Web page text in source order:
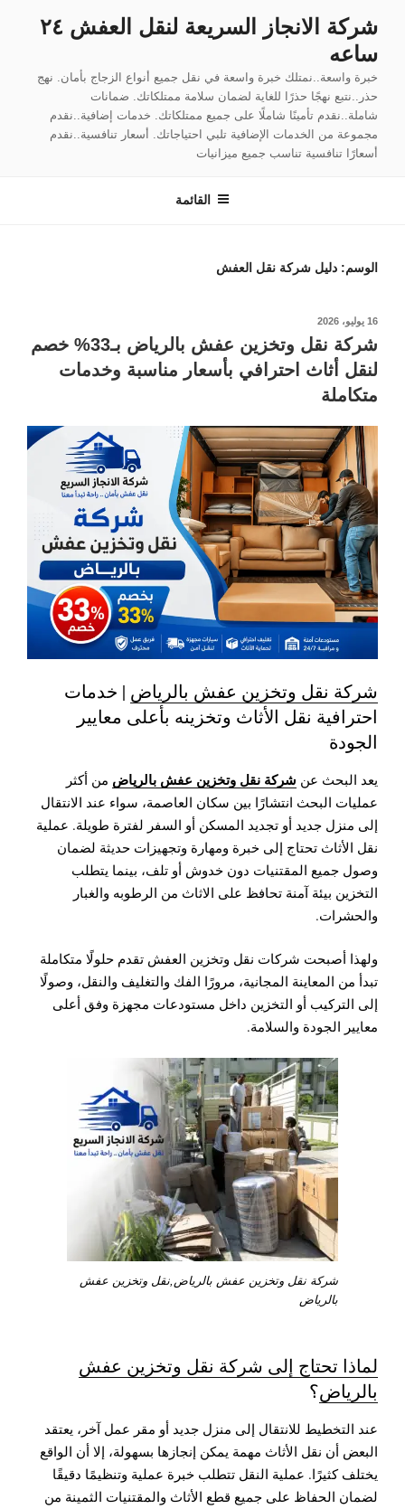
المحتوى
شركة الانجاز السريعة لنقل العفش ٢٤
ساعه
خبرة واسعة..نمتلك خبرة واسعة في نقل جميع أنواع الزجاج بأمان. نهج
حذر..نتبع نهجًا حذرًا للغاية لضمان سلامة ممتلكاتك. ضمانات
شاملة..نقدم تأمينًا شاملًا على جميع ممتلكاتك. خدمات إضافية..نقدم
مجموعة من الخدمات الإضافية تلبي احتياجاتك. أسعار تنافسية..نقدم
أسعارًا تنافسية تناسب جميع ميزانيات
القائمة
الوسم: دليل شركة نقل العفش
نُشر
16 يوليو، 2026
شركة نقل وتخزين عفش بالرياض بـ33% خصم
لنقل أثاث احترافي بأسعار مناسبة وخدمات
متكاملة
شركة نقل وتخزين عفش بالرياض | خدمات
احترافية نقل الأثاث وتخزينه بأعلى معايير
الجودة
يعد البحث عن شركة نقل وتخزين عفش بالرياض من أكثر
عمليات البحث انتشارًا بين سكان العاصمة، سواء عند الانتقال
إلى منزل جديد أو تجديد المسكن أو السفر لفترة طويلة. عملية
نقل الأثاث تحتاج إلى خبرة ومهارة وتجهيزات حديثة لضمان
وصول جميع المقتنيات دون خدوش أو تلف، بينما يتطلب
التخزين بيئة آمنة تحافظ على الاثاث من الرطوبه والغبار
والحشرات.
ولهذا أصبحت شركات نقل وتخزين العفش تقدم حلولًا متكاملة
تبدأ من المعاينة المجانية، مرورًا الفك والتغليف والنقل، وصولًا
إلى التركيب أو التخزين داخل مستودعات مجهزة وفق أعلى
معايير الجودة والسلامة.
شركة نقل وتخزين عفش بالرياض,نقل وتخزين عفش
بالرياض
لماذا تحتاج إلى شركة نقل وتخزين عفش
بالرياض؟
عند التخطيط للانتقال إلى منزل جديد أو مقر عمل آخر، يعتقد
البعض أن نقل الأثاث مهمة يمكن إنجازها بسهولة، إلا أن الواقع
يختلف كثيرًا. عملية النقل تتطلب خبرة عملية وتنظيمًا دقيقًا
لضمان الحفاظ على جميع قطع الأثاث والمقتنيات الثمينة من